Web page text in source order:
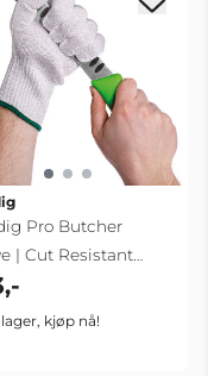
Pro Butcher
| Cut Resistant
M
kjøp nå!